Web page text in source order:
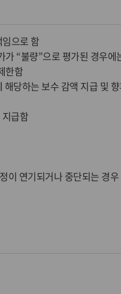
으로 함
“불량”으로 평가된 경우에
한함
당하는 보수 감액 지급 및
급함
연기되거나 중단되는 경